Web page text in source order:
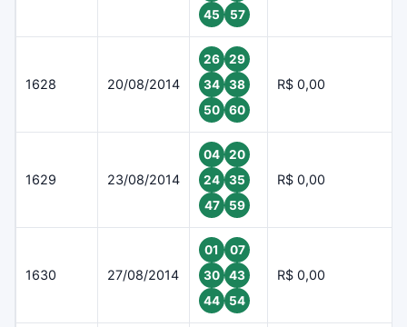
45
57
1628 20/08/2014
26
29
34
38
50
60
R$ 0,00
1629 23/08/2014
04
20
24
35
47
59
R$ 0,00
1630 27/08/2014
01
07
30
43
44
54
R$ 0,00